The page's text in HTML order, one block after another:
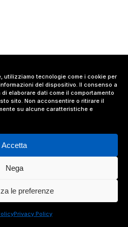
utilizziamo tecnologie come i cookie per
del dispositivo. Il consenso a
elaborare dati come il comportamento
sito. Non acconsentire o ritirare il
su alcune caratteristiche e
Accetta
Nega
le preferenze
Privacy Policy
All Rights Reserved.